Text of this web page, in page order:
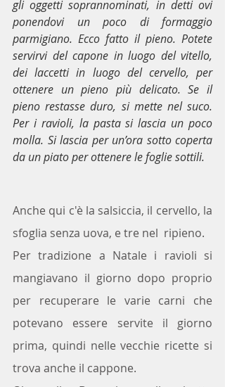
gli oggetti soprannominati, in detti ovi
ponendovi un poco di formaggio
parmigiano. Ecco fatto il pieno. Potete
servirvi del capone in luogo del vitello,
dei laccetti in luogo del cervello, per
ottenere un pieno più delicato. Se il
pieno restasse duro, si mette nel suco.
Per i ravioli, la pasta si lascia un poco
molla. Si lascia per un’ora sotto coperta
da un piato per ottenere le foglie sottili.
Anche qui c'è la salsiccia, il cervello, la
sfoglia senza uova, e tre nel  ripieno.
Per tradizione a Natale i ravioli si
mangiavano il giorno dopo proprio
per recuperare le varie carni che
potevano essere servite il giorno
prima, quindi nelle vecchie ricette si
trova anche il cappone.